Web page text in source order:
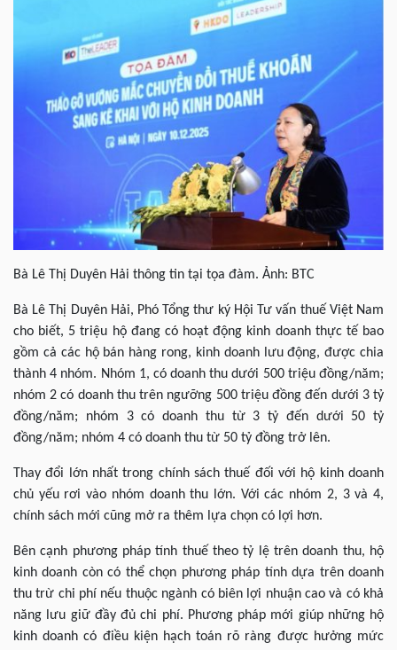
Bà Lê Thị Duyên Hải thông tin tại tọa đàm. Ảnh: BTC
Bà Lê Thị Duyên Hải, Phó Tổng thư ký Hội Tư vấn thuế Việt Nam
cho biết, 5 triệu hộ đang có hoạt động kinh doanh thực tế bao
gồm cả các hộ bán hàng rong, kinh doanh lưu động, được chia
thành 4 nhóm. Nhóm 1, có doanh thu dưới 500 triệu đồng/năm;
nhóm 2 có doanh thu trên ngưỡng 500 triệu đồng đến dưới 3 tỷ
đồng/năm; nhóm 3 có doanh thu từ 3 tỷ đến dưới 50 tỷ
đồng/năm; nhóm 4 có doanh thu từ 50 tỷ đồng trở lên.
Thay đổi lớn nhất trong chính sách thuế đối với hộ kinh doanh
chủ yếu rơi vào nhóm doanh thu lớn. Với các nhóm 2, 3 và 4,
chính sách mới cũng mở ra thêm lựa chọn có lợi hơn.
Bên cạnh phương pháp tính thuế theo tỷ lệ trên doanh thu, hộ
kinh doanh còn có thể chọn phương pháp tính dựa trên doanh
thu trừ chi phí nếu thuộc ngành có biên lợi nhuận cao và có khả
năng lưu giữ đầy đủ chi phí. Phương pháp mới giúp những hộ
kinh doanh có điều kiện hạch toán rõ ràng được hưởng mức